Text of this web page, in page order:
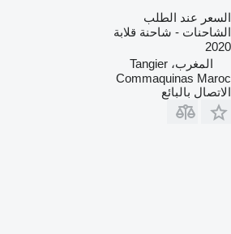
السعر عند الطلب
الشاحنات - شاحنة قلابة
2020
المغرب، Tangier
Commaquinas Maroc
الاتصال بالبائع